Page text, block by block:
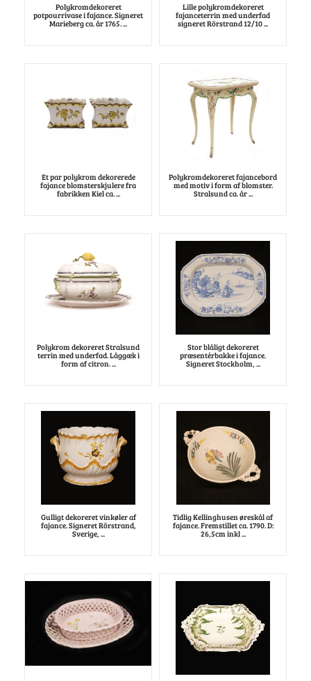
Polykromdekoreret
potpourrivase i fajance. Signeret
Marieberg ca. år 1765. ...
Lille polykromdekoreret
fajanceterrin med underfad
signeret Rörstrand 12/10 ...
Et par polykrom dekorerede
fajance blomsterskjulere fra
fabrikken Kiel ca. ...
Polykromdekoreret fajancebord
med motiv i form af blomster.
Stralsund ca. år ...
Polykrom dekoreret Stralsund
terrin med underfad. Låggæk i
form af citron. ...
Stor blåligt dekoreret
præsentérbakke i fajance.
Signeret Stockholm, ...
Gulligt dekoreret vinkøler af
fajance. Signeret Rörstrand,
Sverige, ...
Tidlig Kellinghusen øreskål af
fajance. Fremstillet ca. 1790. D:
26,5cm inkl ...